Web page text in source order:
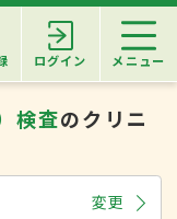
ログイン メニュー
検査のクリニ
変更